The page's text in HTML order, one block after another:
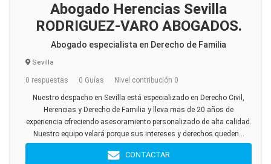
Abogado Herencias Sevilla
RODRIGUEZ-VARO ABOGADOS.
Abogado especialista en Derecho de Familia
Sevilla
0 respuestas 0 Guías Nivel contribución 0
Nuestro despacho en Sevilla está especializado en Derecho Civil,
Herencias y Derecho de Familia y lleva mas de 20 años de
experiencia ofreciendo asesoramiento personalizado de alta calidad.
Nuestro equipo velará porque sus intereses y derechos queden...
CONTACTAR